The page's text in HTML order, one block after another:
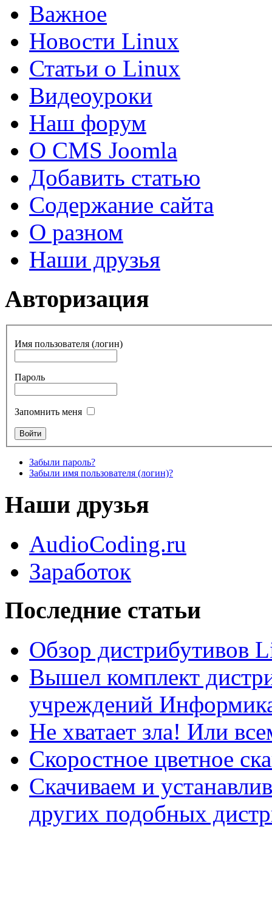
Важное
Новости Linux
Статьи о Linux
Видеоуроки
Наш форум
О CMS Joomla
Добавить статью
Содержание сайта
О разном
Наши друзья
Авторизация
Имя пользователя (логин)
Пароль
Запомнить меня
Забыли пароль?
Забыли имя пользователя (логин)?
Наши друзья
AudioCoding.ru
Заработок
Последние статьи
Обзор дистрибутивов
Вышел комплект
учреждений
Не хватает зла! Или
Скоростное цветное
Скачиваем и
других подобных